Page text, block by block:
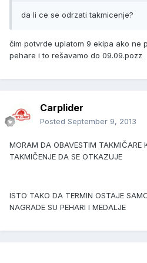
da li ce se odrzati takmicenje?
čim potvrde uplatom 9 ekipa ako ne
pehare i to rešavamo do 09.09.pozz
Carplider
Posted September 9, 2013
MORAM DA OBAVESTIM TAKMIČARE
TAKMIČENJE DA SE OTKAZUJE
ISTO TAKO DA TERMIN OSTAJE
NAGRADE SU PEHARI I MEDALJE